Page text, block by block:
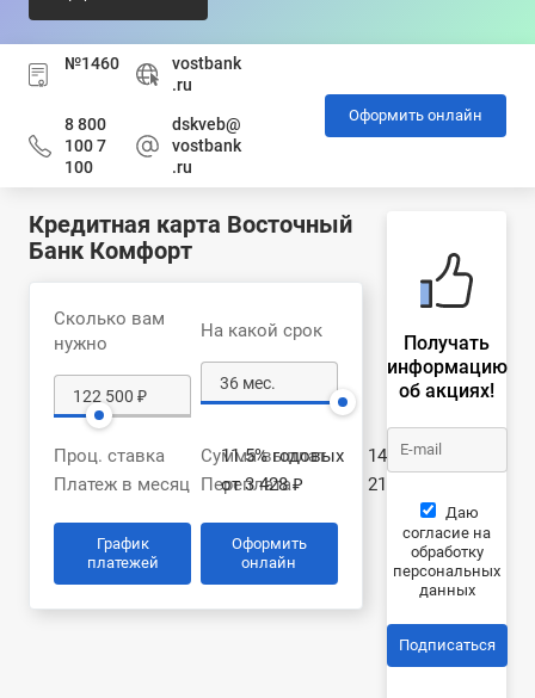
№1460
vostbank
.ru
8 800
100 7
100
dskveb@
vostbank
.ru
Оформить онлайн
Кредитная карта Восточный
Банк Комфорт
Сколько вам
нужно
На какой срок
Проц. ставка
11.5% годовых
Платеж в месяц
от 3 428 ₽
Сумма выплат
144 217 ₽
Переплата
21 717 ₽
График
платежей
Оформить
онлайн
Получать
информацию
об акциях!
Даю
согласие на
обработку
персональных
данных
Подписаться